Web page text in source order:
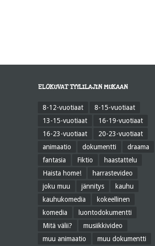
ELOKUVAT TYYLILAJIN MUKAAN
8-12-vuotiaat
8-15-vuotiaat
13-15-vuotiaat
16-19-vuotiaat
16-23-vuotiaat
20-23-vuotiaat
animaatio
dokumentti
draama
fantasia
Fiktio
haastattelu
Haista home!
harrastevideo
joku muu
jännitys
kauhu
kauhukomedia
kokeellinen
komedia
luontodokumentti
Mitä välii?
musiikkivideo
muu animaatio
muu dokumentti